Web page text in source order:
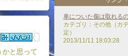
かと思って
車についた傷は取れる
カテゴリ：その他（カ
定）
2013/11/11 18:03:28